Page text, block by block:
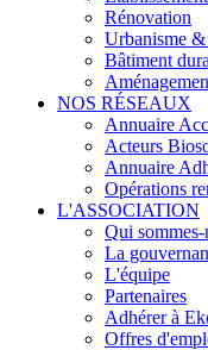
Rénovation
Urbanisme &
Bâtiment
NOS RÉSEAUX
Annuaire
Acteurs
Annuaire
Opérations
L'ASSOCIATION
Qui sommes-
La
L'équipe
Partenaires
Adhérer à
Offres